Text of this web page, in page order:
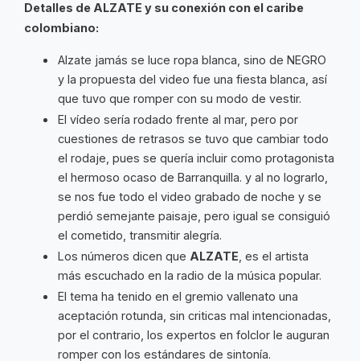
Detalles de ALZATE y su conexión con el caribe
colombiano:
Alzate jamás se luce ropa blanca, sino de NEGRO
y la propuesta del video fue una fiesta blanca, así
que tuvo que romper con su modo de vestir.
El vídeo sería rodado frente al mar, pero por
cuestiones de retrasos se tuvo que cambiar todo
el rodaje, pues se quería incluir como protagonista
el hermoso ocaso de Barranquilla. y al no lograrlo,
se nos fue todo el video grabado de noche y se
perdió semejante paisaje, pero igual se consiguió
el cometido, transmitir alegría.
Los números dicen que ALZATE, es el artista
más escuchado en la radio de la música popular.
El tema ha tenido en el gremio vallenato una
aceptación rotunda, sin criticas mal intencionadas,
por el contrario, los expertos en folclor le auguran
romper con los estándares de sintonía.